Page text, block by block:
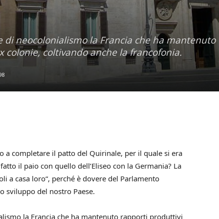
di neocolonialismo la Francia che ha mantenuto
coltivando anche la francofonia.
a completare il patto del Quirinale, per il quale si era
il paio con quello dell’Eliseo con la Germania? La
a casa loro“, perché è dovere del Parlamento
sviluppo del nostro Paese.
la Francia che ha mantenuto rapporti produttivi